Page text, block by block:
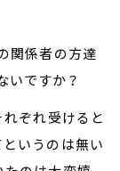
関係者の方達
いですか？
れぞれ受けると
いうのは無い